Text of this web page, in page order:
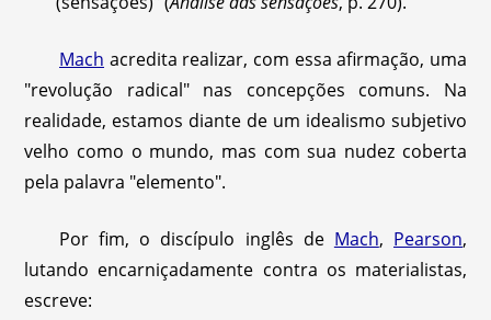
Mach acredita realizar, com essa afirmação, uma
"revolução radical" nas concepções comuns. Na
realidade, estamos diante de um idealismo subjetivo
velho como o mundo, mas com sua nudez coberta
pela palavra "elemento".
Por fim, o discípulo inglês de Mach, Pearson,
lutando encarniçadamente contra os materialistas,
escreve: